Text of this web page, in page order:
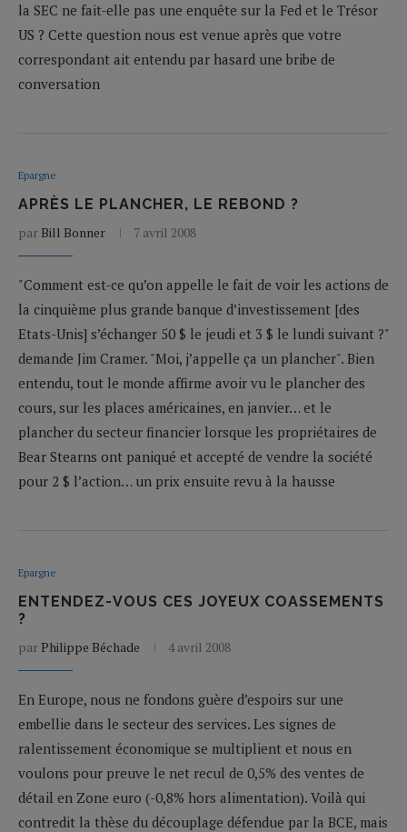
la SEC ne fait-elle pas une enquête sur la Fed et le Trésor
US ? Cette question nous est venue après que votre
correspondant ait entendu par hasard une bribe de
conversation
Epargne
APRÈS LE PLANCHER, LE REBOND ?
par Bill Bonner 7 avril 2008
"Comment est-ce qu’on appelle le fait de voir les actions de
la cinquième plus grande banque d’investissement [des
Etats-Unis] s’échanger 50 $ le jeudi et 3 $ le lundi suivant ?"
demande Jim Cramer. "Moi, j’appelle ça un plancher". Bien
entendu, tout le monde affirme avoir vu le plancher des
cours, sur les places américaines, en janvier… et le
plancher du secteur financier lorsque les propriétaires de
Bear Stearns ont paniqué et accepté de vendre la société
pour 2 $ l’action… un prix ensuite revu à la hausse
Epargne
ENTENDEZ-VOUS CES JOYEUX COASSEMENTS
?
par Philippe Béchade 4 avril 2008
En Europe, nous ne fondons guère d’espoirs sur une
embellie dans le secteur des services. Les signes de
ralentissement économique se multiplient et nous en
voulons pour preuve le net recul de 0,5% des ventes de
détail en Zone euro (-0,8% hors alimentation). Voilà qui
contredit la thèse du découplage défendue par la BCE, mais